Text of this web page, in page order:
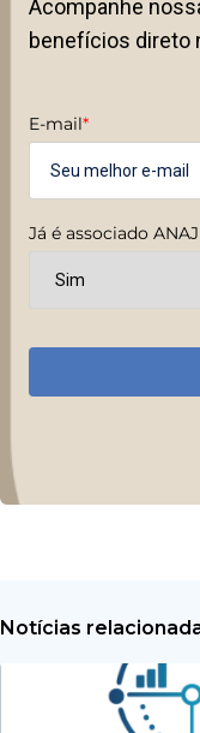
Acompanhe
benefícios direto
E-mail*
Já é associado
Notícias